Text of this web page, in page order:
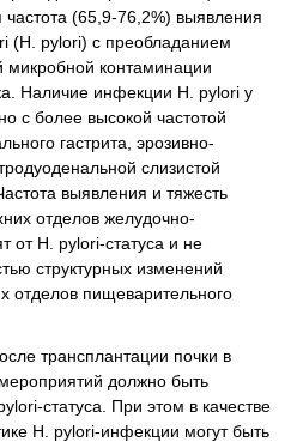
(65,9-76,2%) выявления
(H. pylori) с преобладанием
микробной контаминации
Наличие инфекции H. pylori у
с более высокой частотой
гастрита, эрозивно-
слизистой
выявления и тяжесть
отделов желудочно-
от H. pylori-статуса и не
структурных изменений
отделов пищеварительного
трансплантации почки в
должно быть
статуса. При этом в качестве
H. pylori-инфекции могут быть